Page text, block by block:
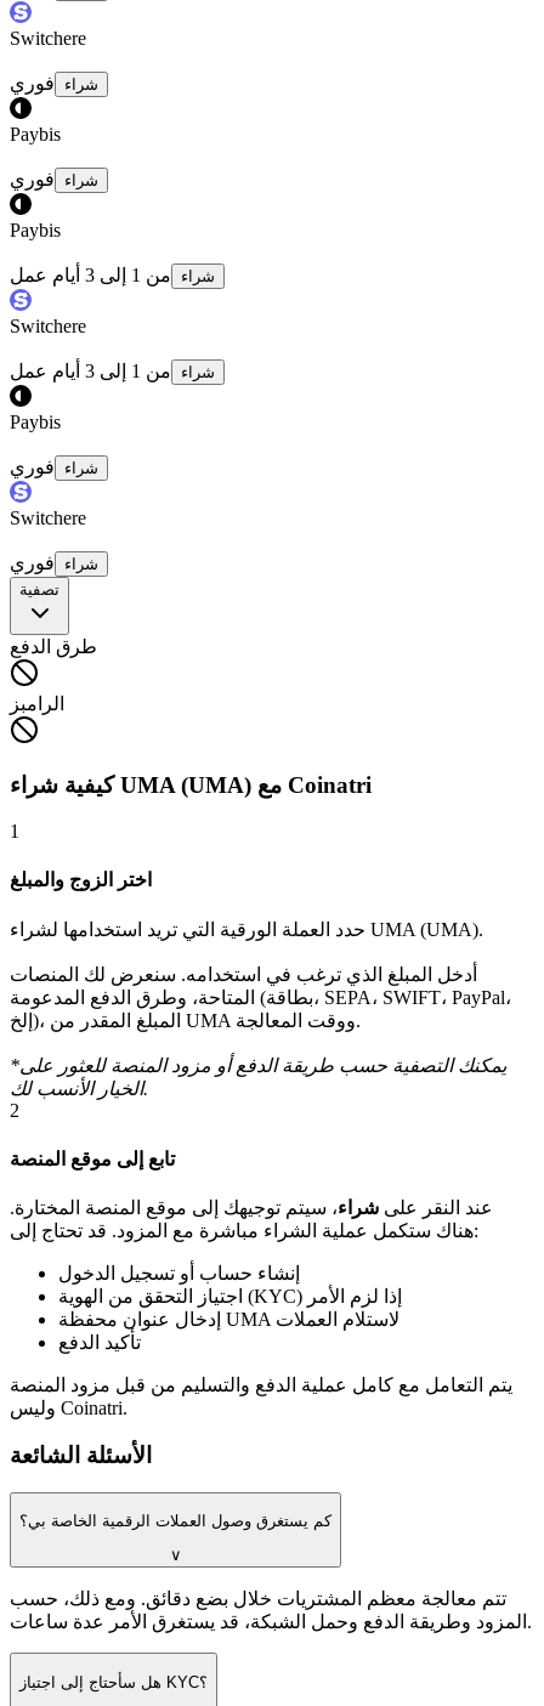
Switchere
فوري شراء
Paybis
فوري شراء
Paybis
من 1 إلى 3 أيام عمل شراء
Switchere
من 1 إلى 3 أيام عمل شراء
Paybis
فوري شراء
Switchere
فوري
شراء
تصفية
طرق الدفع
الرامبز
كيفية شراء UMA (UMA) مع Coinatri
1
اختر الزوج والمبلغ
حدد العملة الورقية التي تريد استخدامها لشراء UMA (UMA).
أدخل المبلغ الذي ترغب في استخدامه. سنعرض لك المنصات
المتاحة، وطرق الدفع المدعومة (بطاقة، SEPA، SWIFT، PayPal،
إلخ)، المبلغ المقدر من UMA ووقت المعالجة.
*يمكنك التصفية حسب طريقة الدفع أو مزود المنصة للعثور على
الخيار الأنسب لك.
2
تابع إلى موقع المنصة
عند النقر على شراء، سيتم توجيهك إلى موقع المنصة المختارة.
هناك ستكمل عملية الشراء مباشرة مع المزود. قد تحتاج إلى:
إنشاء حساب أو تسجيل الدخول
اجتياز التحقق من الهوية (KYC) إذا لزم الأمر
إدخال عنوان محفظة UMA لاستلام العملات
تأكيد الدفع
يتم التعامل مع كامل عملية الدفع والتسليم من قبل مزود المنصة
وليس Coinatri.
الأسئلة الشائعة
كم يستغرق وصول العملات الرقمية الخاصة بي؟
∨
تتم معالجة معظم المشتريات خلال بضع دقائق. ومع ذلك، حسب
المزود وطريقة الدفع وحمل الشبكة، قد يستغرق الأمر عدة ساعات.
هل سأحتاج إلى اجتياز KYC؟